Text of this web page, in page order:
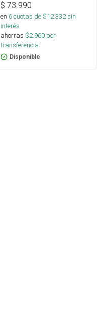
$ 73.990
en 6cuotas de $12.332sin
interés
ahorras $2.960 por
transferencia.
Disponible